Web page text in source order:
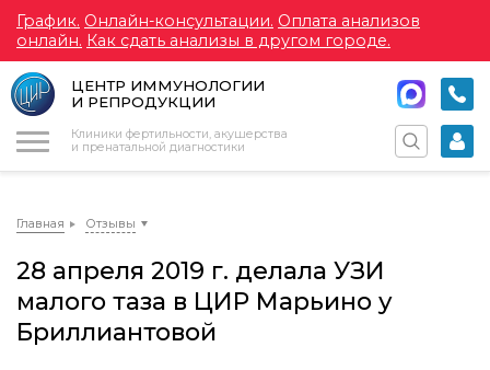
График. Онлайн-консультации. Оплата анализов
онлайн. Как сдать анализы в другом городе.
ЦЕНТР ИММУНОЛОГИИ
И РЕПРОДУКЦИИ
Клиники фертильности, акушерства
и пренатальной диагностики
Главная Отзывы
28 апреля 2019 г. делала УЗИ
малого таза в ЦИР Марьино у
Бриллиантовой